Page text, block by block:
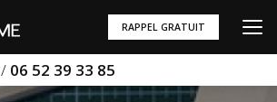
/ 06 52 39 33 85
RAPPEL GRATUIT